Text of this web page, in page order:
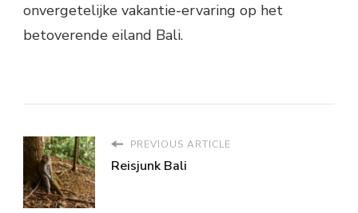
onvergetelijke vakantie-ervaring op het
betoverende eiland Bali.
PREVIOUS ARTICLE
Reisjunk Bali